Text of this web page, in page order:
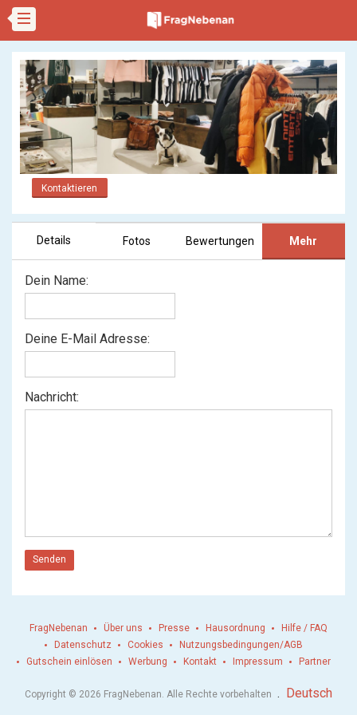
Kontaktieren
Details Fotos Bewertungen Mehr
Dein Name:
Deine E-Mail Adresse:
Nachricht:
Senden
FragNebenan Über uns Presse Hausordnung
Hilfe / FAQ
Datenschutz
Cookies
Nutzungsbedingungen/AGB
Gutschein einlösen
Werbung Kontakt Impressum Partner
Copyright © 2026 FragNebenan. Alle Rechte vorbehalten . Deutsch